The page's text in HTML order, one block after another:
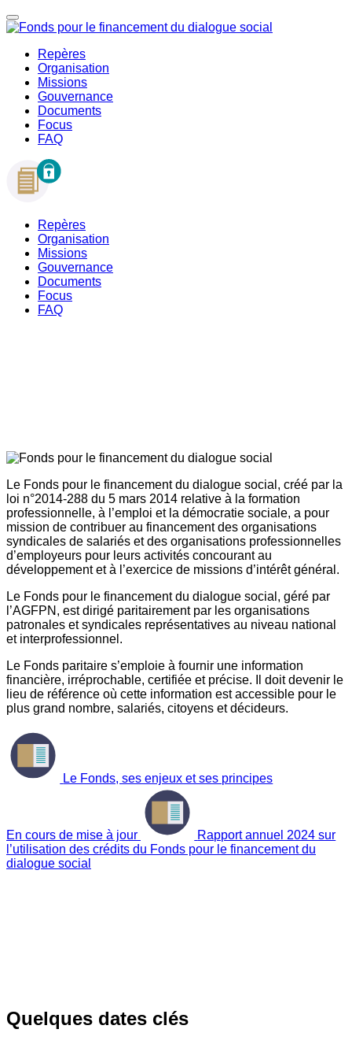
Repères
Organisation
Missions
Gouvernance
Documents
Focus
FAQ
Repères
Organisation
Missions
Gouvernance
Documents
Focus
FAQ
Le Fonds pour le financement du dialogue social, créé par la
loi n°2014-288 du 5 mars 2014 relative à la formation
professionnelle, à l’emploi et la démocratie sociale, a pour
mission de contribuer au financement des organisations
syndicales de salariés et des organisations professionnelles
d’employeurs pour leurs activités concourant au
développement et à l’exercice de missions d’intérêt général.
Le Fonds pour le financement du dialogue social, géré par
l’AGFPN, est dirigé paritairement par les organisations
patronales et syndicales représentatives au niveau national
et interprofessionnel.
Le Fonds paritaire s’emploie à fournir une information
financière, irréprochable, certifiée et précise. Il doit devenir le
lieu de référence où cette information est accessible pour le
plus grand nombre, salariés, citoyens et décideurs.
Le Fonds, ses enjeux et ses principes
En cours de mise à jour
Rapport annuel 2024 sur
l’utilisation des crédits du Fonds pour le financement du
dialogue social
Quelques dates clés